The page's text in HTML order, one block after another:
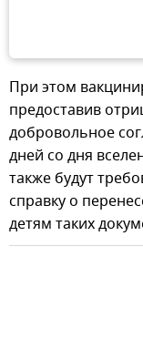
При этом
предоставив
добровольное
дней со дня
также будут
справку о
детям таких